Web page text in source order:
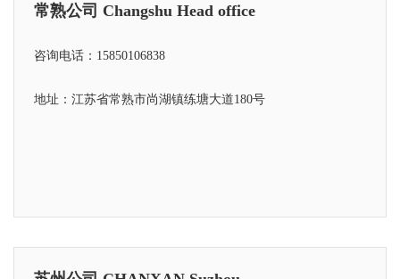
常熟公司 Changshu Head office
咨询电话：15850106838
地址：江苏省常熟市尚湖镇练塘大道180号